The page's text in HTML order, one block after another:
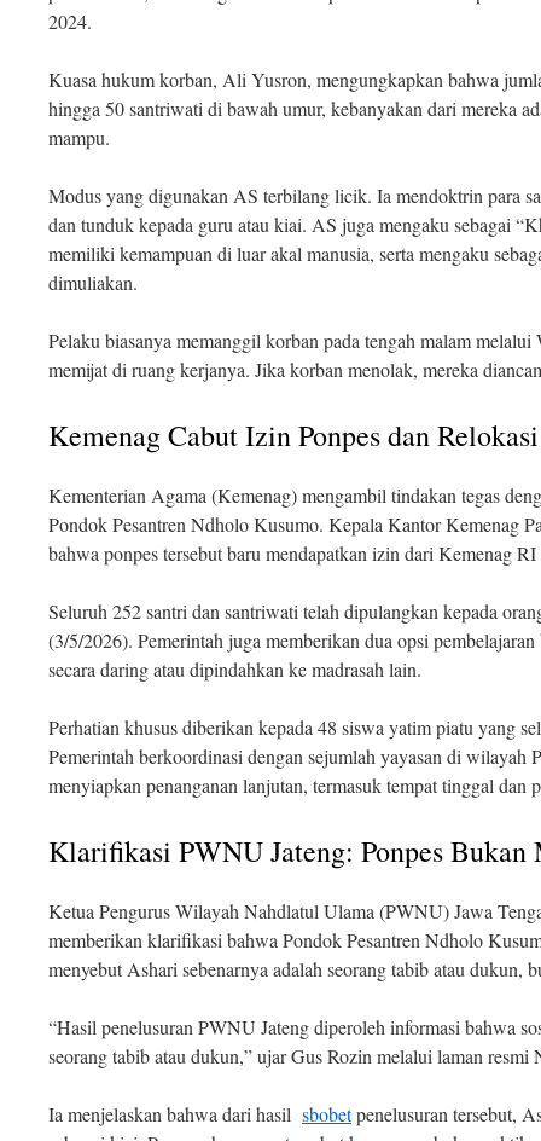
2024.
Kuasa hukum korban, Ali Yusron, mengungkapkan bahwa
hingga 50 santriwati di bawah umur, kebanyakan dari mereka
mampu.
Modus yang digunakan AS terbilang licik. Ia mendoktrin para
dan tunduk kepada guru atau kiai. AS juga mengaku sebagai
memiliki kemampuan di luar akal manusia, serta mengaku
dimuliakan.
Pelaku biasanya memanggil korban pada tengah malam
memijat di ruang kerjanya. Jika korban menolak, mereka
Kemenag Cabut Izin Ponpes dan
Kementerian Agama (Kemenag) mengambil tindakan tegas
Pondok Pesantren Ndholo Kusumo. Kepala Kantor Kemenag
bahwa ponpes tersebut baru mendapatkan izin dari Kemenag
Seluruh 252 santri dan santriwati telah dipulangkan kepada
(3/5/2026). Pemerintah juga memberikan dua opsi
secara daring atau dipindahkan ke madrasah lain.
Perhatian khusus diberikan kepada 48 siswa yatim piatu yang
Pemerintah berkoordinasi dengan sejumlah yayasan di wilayah
menyiapkan penanganan lanjutan, termasuk tempat tinggal dan
Klarifikasi PWNU Jateng: Ponpes
Ketua Pengurus Wilayah Nahdlatul Ulama (PWNU) Jawa
memberikan klarifikasi bahwa Pondok Pesantren Ndholo
menyebut Ashari sebenarnya adalah seorang tabib atau dukun,
“Hasil penelusuran PWNU Jateng diperoleh informasi bahwa
seorang tabib atau dukun,” ujar Gus Rozin melalui laman resmi
Ia menjelaskan bahwa dari hasil sbobetpenelusuran tersebut,